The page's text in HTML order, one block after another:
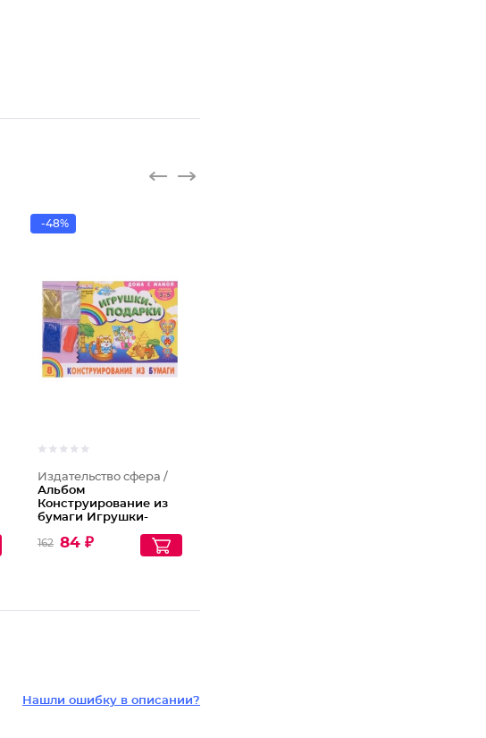
-48%
Издательство сфера /
Альбом
Конструирование из
бумаги Игрушки-
лет + набор
разноцветных блесток
162 84 ₽
Нашли ошибку в описании?